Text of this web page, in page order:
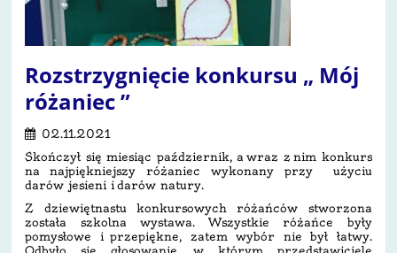
Rozstrzygnięcie konkursu „ Mój
różaniec ”
02.11.2021
Skończył się miesiąc październik, a wraz z nim konkurs
na najpiękniejszy różaniec wykonany przy użyciu
darów jesieni i darów natury.
Z dziewiętnastu konkursowych różańców stworzona
została szkolna wystawa. Wszystkie różańce były
pomysłowe i przepiękne, zatem wybór nie był łatwy.